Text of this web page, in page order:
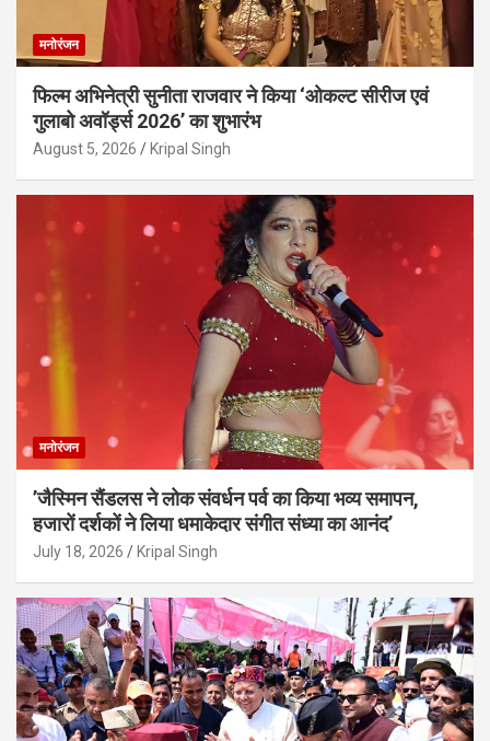
मनोरंजन
फिल्म अभिनेत्री सुनीता राजवार ने किया ‘ओकल्ट सीरीज एवं
गुलाबो अवॉर्ड्स 2026’ का शुभारंभ
August 5, 2026 Kripal Singh
मनोरंजन
’जैस्मिन सैंडलस ने लोक संवर्धन पर्व का किया भव्य समापन,
हजारों दर्शकों ने लिया धमाकेदार संगीत संध्या का आनंद’
July 18, 2026 Kripal Singh